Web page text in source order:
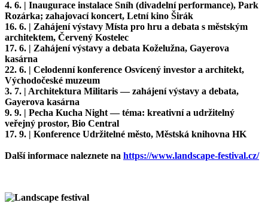
4. 6. | Inaugurace instalace Sníh (divadelní performance), Park
Rozárka; zahajovací koncert, Letní kino Širák
16. 6. | Zahájení výstavy Místa pro hru a debata s městským
architektem, Červený Kostelec
17. 6. | Zahájení výstavy a debata Koželužna, Gayerova
kasárna
22. 6. | Celodenní konference Osvícený investor a architekt,
Východočeské muzeum
3. 7. | Architektura Militaris — zahájení výstavy a debata,
Gayerova kasárna
9. 9. | Pecha Kucha Night — téma: kreativní a udržitelný
veřejný prostor, Bio Central
17. 9. | Konference Udržitelné město, Městská knihovna HK
Další informace naleznete na https://www.landscape-festival.cz/